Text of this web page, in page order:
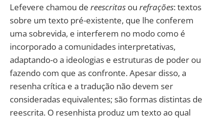
Lefevere chamou de reescritas ou refrações: textos
sobre um texto pré-existente, que lhe conferem
uma sobrevida, e interferem no modo como é
incorporado a comunidades interpretativas,
adaptando-o a ideologias e estruturas de poder ou
fazendo com que as confronte. Apesar disso, a
resenha crítica e a tradução não devem ser
consideradas equivalentes; são formas distintas de
reescrita. O resenhista produz um texto ao qual